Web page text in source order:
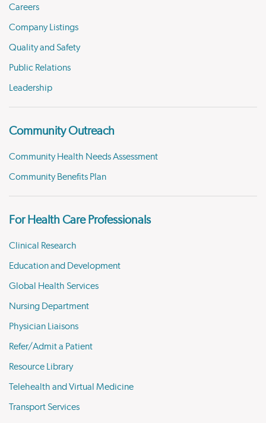
Careers
Company Listings
Quality and Safety
Public Relations
Leadership
Community Outreach
Community Health Needs Assessment
Community Benefits Plan
For Health Care Professionals
Clinical Research
Education and Development
Global Health Services
Nursing Department
Physician Liaisons
Refer/Admit a Patient
Resource Library
Telehealth and Virtual Medicine
Transport Services